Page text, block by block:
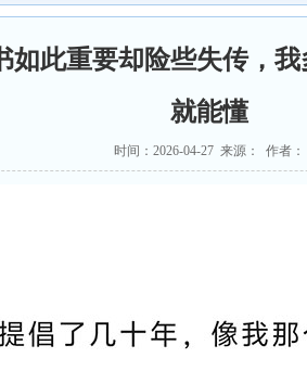
如此重要却险些失传，
就能懂
时间：2026-04-27 来源： 作者：